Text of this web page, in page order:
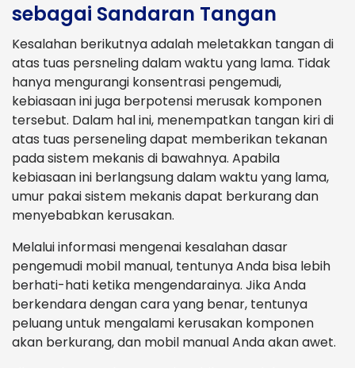
sebagai Sandaran Tangan
Kesalahan berikutnya adalah meletakkan tangan di
atas tuas persneling dalam waktu yang lama. Tidak
hanya mengurangi konsentrasi pengemudi,
kebiasaan ini juga berpotensi merusak komponen
tersebut. Dalam hal ini, menempatkan tangan kiri di
atas tuas perseneling dapat memberikan tekanan
pada sistem mekanis di bawahnya. Apabila
kebiasaan ini berlangsung dalam waktu yang lama,
umur pakai sistem mekanis dapat berkurang dan
menyebabkan kerusakan.
Melalui informasi mengenai kesalahan dasar
pengemudi mobil manual, tentunya Anda bisa lebih
berhati-hati ketika mengendarainya. Jika Anda
berkendara dengan cara yang benar, tentunya
peluang untuk mengalami kerusakan komponen
akan berkurang, dan mobil manual Anda akan awet.